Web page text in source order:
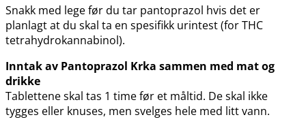
Snakk med lege før du tar pantoprazol hvis det er
planlagt at du skal ta en spesifikk urintest (for THC
tetrahydrokannabinol).
Inntak av Pantoprazol Krka sammen med mat og
drikke
Tablettene skal tas 1 time før et måltid. De skal ikke
tygges eller knuses, men svelges hele med litt vann.